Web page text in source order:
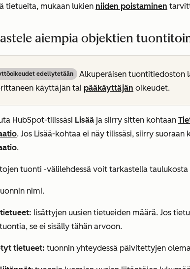
tietueita, mukaan lukien niiden poistaminen
aiempia objektien
edellytetään
Alkuperäisen tuontitiedoston
käyttäjän tai pääkäyttäjän oikeudet.
HubSpot-tilissäsi Lisää ja siirry sitten kohtaan
. Jos Lisää-kohtaa ei näy tilissäsi, siirry suoraan
.
tuonti -välilehdessä voit tarkastella
nimi.
lisättyjen uusien tietueiden määrä. Jos
se ei sisälly tähän arvoon.
tietueet: tuonnin yhteydessä päivitettyjen